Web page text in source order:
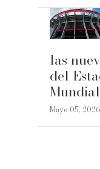
las
del
Mayo 05, 2026